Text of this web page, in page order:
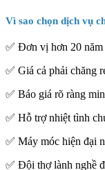
Vì sao chọn dịch vụ
✅ Đơn vị hơn 20 năm
✅ Giá cả phải chăng
✅ Báo giá rõ ràng
✅ Hỗ trợ nhiệt tình
✅ Máy móc hiện đại
✅ Đội thợ lành nghề